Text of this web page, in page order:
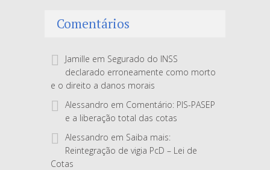
Comentários
Jamille em Segurado do INSS
declarado erroneamente como morto
e o direito a danos morais
Alessandro em Comentário: PIS-PASEP
e a liberação total das cotas
Alessandro em Saiba mais:
Reintegração de vigia PcD – Lei de
Cotas